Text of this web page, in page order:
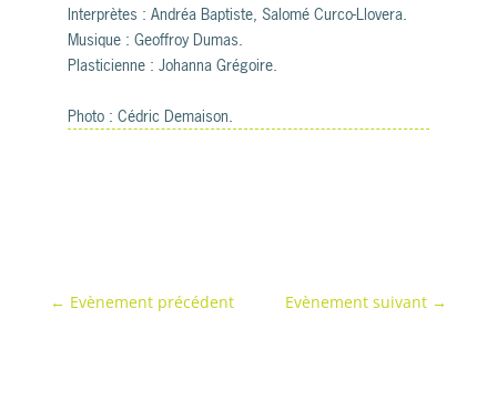
Interprètes : Andréa Baptiste, Salomé Curco-Llovera.
Musique : Geoffroy Dumas.
Plasticienne : Johanna Grégoire.
Photo : Cédric Demaison.
← Evènement précédent Evènement suivant →